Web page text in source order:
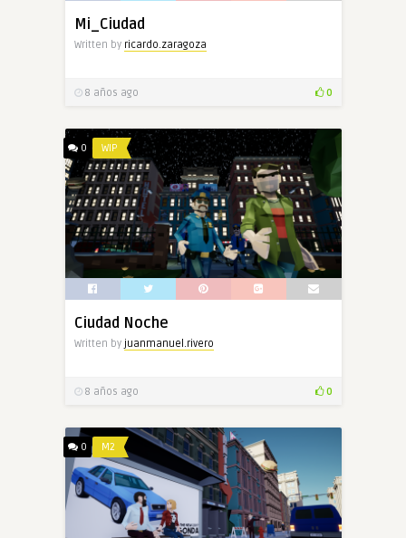
Mi_Ciudad
Written by ricardo.zaragoza
8 años ago 0
0 WIP
Ciudad Noche
Written by juanmanuel.rivero
8 años ago 0
0 M2